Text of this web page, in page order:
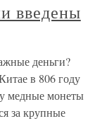
введены
деньги?
в 806 году
медные монеты
за крупные